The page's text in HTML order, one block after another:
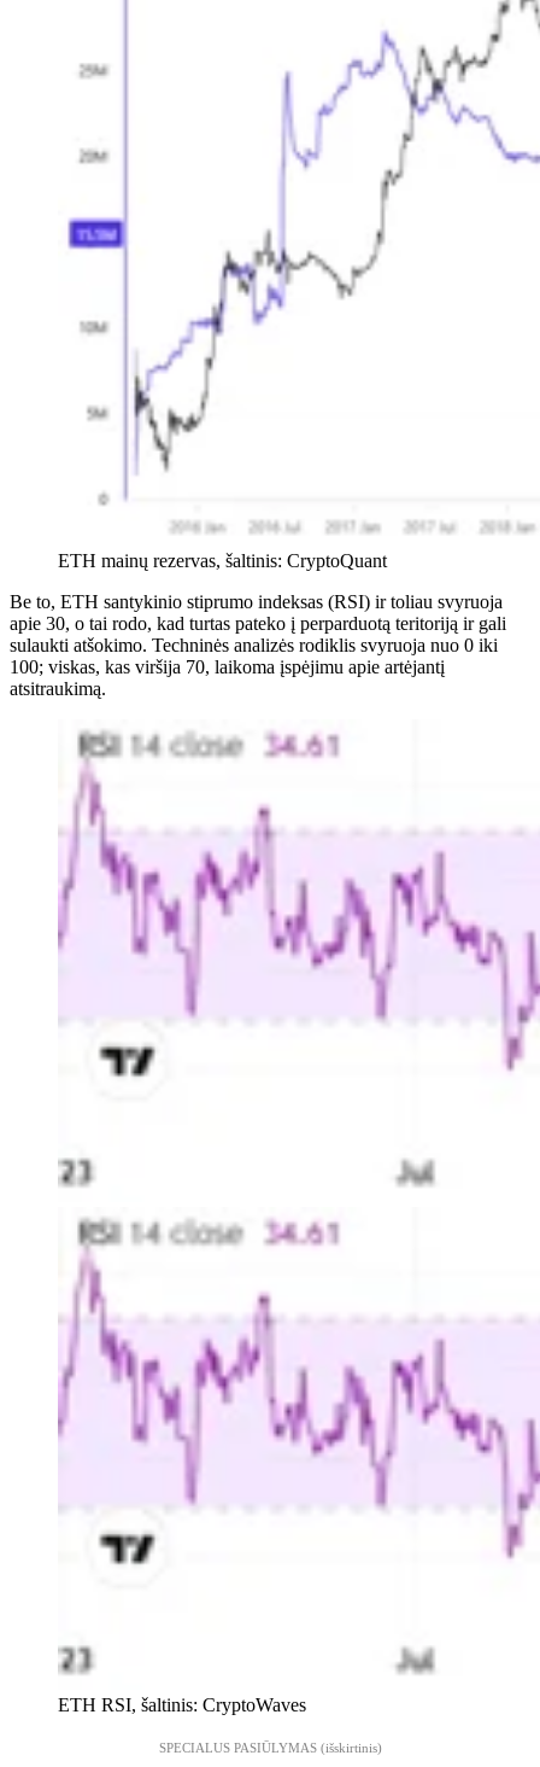
ETH mainų rezervas, šaltinis: CryptoQuant
Be to, ETH santykinio stiprumo indeksas (RSI) ir toliau svyruoja
apie 30, o tai rodo, kad turtas pateko į perparduotą teritoriją ir gali
sulaukti atšokimo. Techninės analizės rodiklis svyruoja nuo 0 iki
100; viskas, kas viršija 70, laikoma įspėjimu apie artėjantį
atsitraukimą.
ETH RSI, šaltinis: CryptoWaves
SPECIALUS PASIŪLYMAS (išskirtinis)